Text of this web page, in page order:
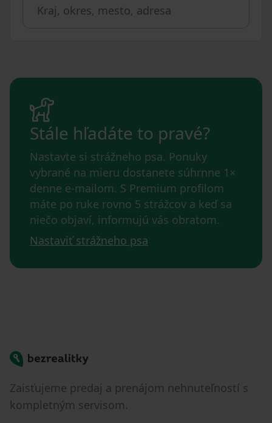
Stále hľadáte to pravé?
Nastavte si strážneho psa. Ponuky
vybrané na mieru dostanete súhrnne 1×
denne e-mailom. S Premium profilom
máte po ruke rovno 5 strážcov a keď sa
niečo objaví, informujú vás obratom.
Nastaviť strážneho psa
Bezrealitky
Zaisťujeme predaj a prenájom nehnuteľností s
kompletným servisom.